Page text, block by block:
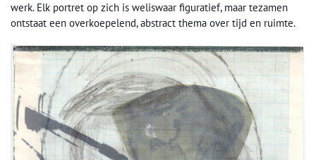
werk. Elk portret op zich is weliswaar figuratief, maar tezamen
ontstaat een overkoepelend, abstract thema over tijd en ruimte.